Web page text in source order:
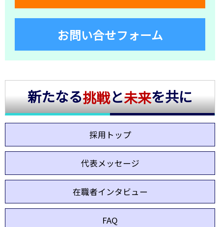
お問い合せフォーム
新たなる挑戦と未来を共に
採用トップ
代表メッセージ
在職者インタビュー
FAQ